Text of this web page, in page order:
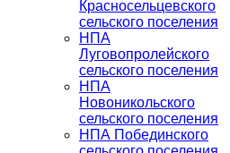
Красносельцевского
сельского поселения
НПА
Луговопролейского
сельского поселения
НПА
Новоникольского
сельского поселения
НПА Побединского